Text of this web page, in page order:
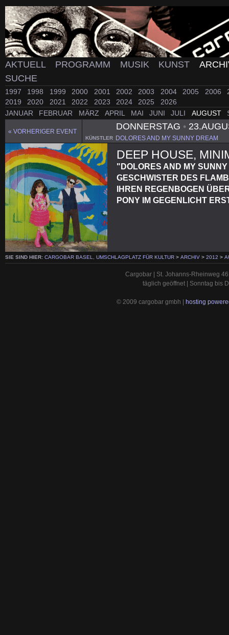
AKTUELL PROGRAMM MUSIK KUNST
SUCHE
1997 1998 1999 2000 2001 2002 2003 2004 2005 2006
2019
2020 2021 2022 2023 2024 2025
2026
JANUAR
FEBRUAR MÄRZ APRIL MAI JUNI JULI AUGUST
« VORHERIGER EVENT
DONNERSTAG •
KÜNSTLER DOLORES AND MY SUNNY DREAM
DEEP HOUSE,
"DOLORES AND MY
GESCHWISTER DES
IHREN REGENBOGEN
PONY IM GEGENLICHT
SIE SIND HIER: CARGOBAR BASEL, UMSCHLAGPLATZ FÜR KULTUR > ARCHIV > 2012 >
Cargobar | St. Johanns-Rheinweg
täglich geöffnet | Sonntag bis
© 2009 cargobar gmbh | hosting